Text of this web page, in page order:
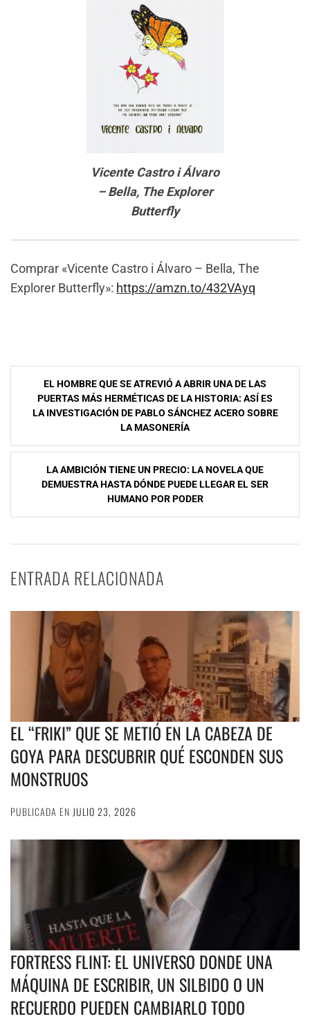
Vicente Castro i Álvaro
– Bella, The Explorer
Butterfly
Comprar «Vicente Castro i Álvaro – Bella, The
Explorer Butterfly»: https://amzn.to/432VAyq
Navegación
EL HOMBRE QUE SE ATREVIÓ A ABRIR UNA DE LAS
PUERTAS MÁS HERMÉTICAS DE LA HISTORIA: ASÍ ES
LA INVESTIGACIÓN DE PABLO SÁNCHEZ ACERO SOBRE
LA MASONERÍA
LA AMBICIÓN TIENE UN PRECIO: LA NOVELA QUE
DEMUESTRA HASTA DÓNDE PUEDE LLEGAR EL SER
HUMANO POR PODER
ENTRADA RELACIONADA
EL “FRIKI” QUE SE METIÓ EN LA CABEZA DE
GOYA PARA DESCUBRIR QUÉ ESCONDEN SUS
MONSTRUOS
PUBLICADA EN JULIO 23, 2026
FORTRESS FLINT: EL UNIVERSO DONDE UNA
MÁQUINA DE ESCRIBIR, UN SILBIDO O UN
RECUERDO PUEDEN CAMBIARLO TODO